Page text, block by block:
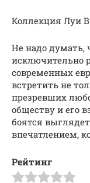
Коллекция Луи
Не надо думать,
исключительно
современных
встретить не
презревших
обществу и его
боятся
впечатлением,
Рейтинг